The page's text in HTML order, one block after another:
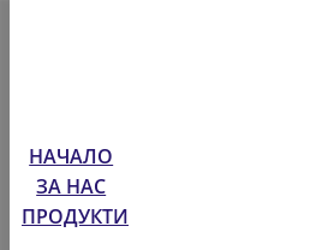
НАЧАЛО
ЗА НАС
ПРОДУКТИ